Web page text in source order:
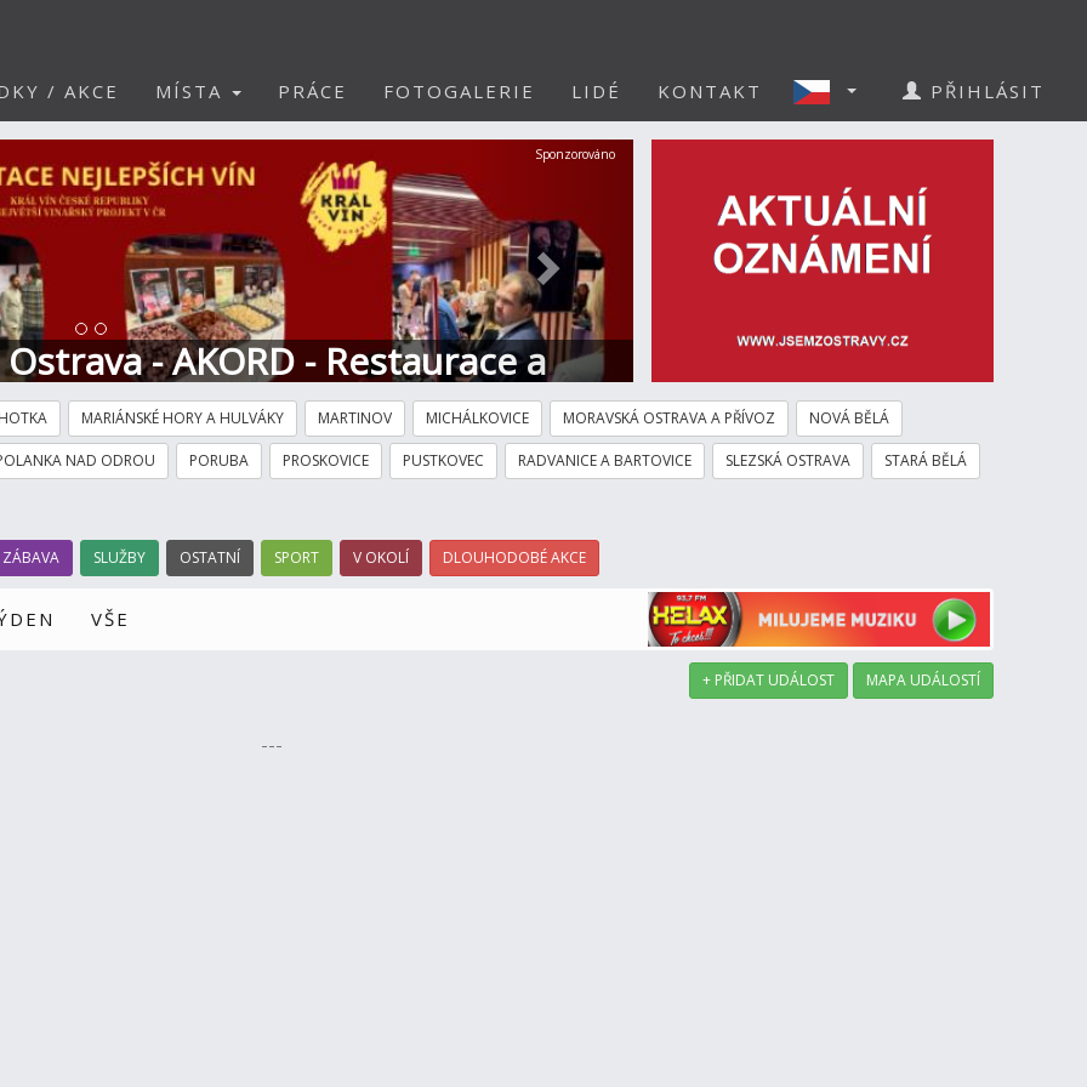
/ AKCE MÍSTA PRÁCE FOTOGALERIE LIDÉ KONTAKT PŘIHLÁSIT
- AKORD - Restaurace a
Další
Sponzorováno
MARIÁNSKÉ HORY A HULVÁKY MARTINOV MICHÁLKOVICE MORAVSKÁ OSTRAVA A PŘÍVOZ NOVÁ BĚLÁ
NAD ODROU PORUBA PROSKOVICE PUSTKOVEC RADVANICE A BARTOVICE SLEZSKÁ OSTRAVA STARÁ BĚLÁ
ZÁBAVA SLUŽBY OSTATNÍ SPORT V OKOLÍ DLOUHODOBÉ AKCE
VŠE
+ PŘIDAT UDÁLOST MAPA UDÁLOSTÍ
---